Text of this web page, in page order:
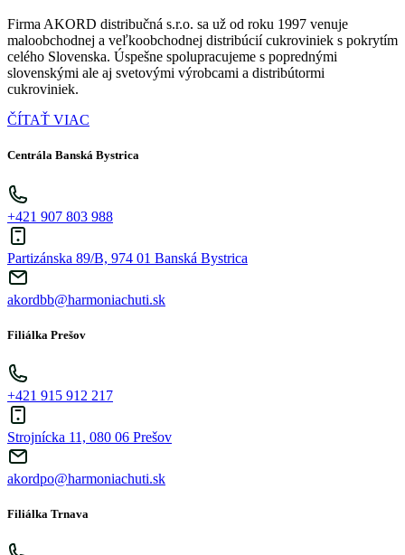
Firma AKORD distribučná s.r.o. sa už od roku 1997 venuje
maloobchodnej a veľkoobchodnej distribúcií cukroviniek s pokrytím
celého Slovenska. Úspešne spolupracujeme s poprednými
slovenskými ale aj svetovými výrobcami a distribútormi
cukroviniek.
ČÍTAŤ VIAC
Centrála Banská Bystrica
+421 907 803 988
Partizánska 89/B, 974 01 Banská Bystrica
akordbb@harmoniachuti.sk
Filiálka Prešov
+421 915 912 217
Strojnícka 11, 080 06 Prešov
akordpo@harmoniachuti.sk
Filiálka Trnava